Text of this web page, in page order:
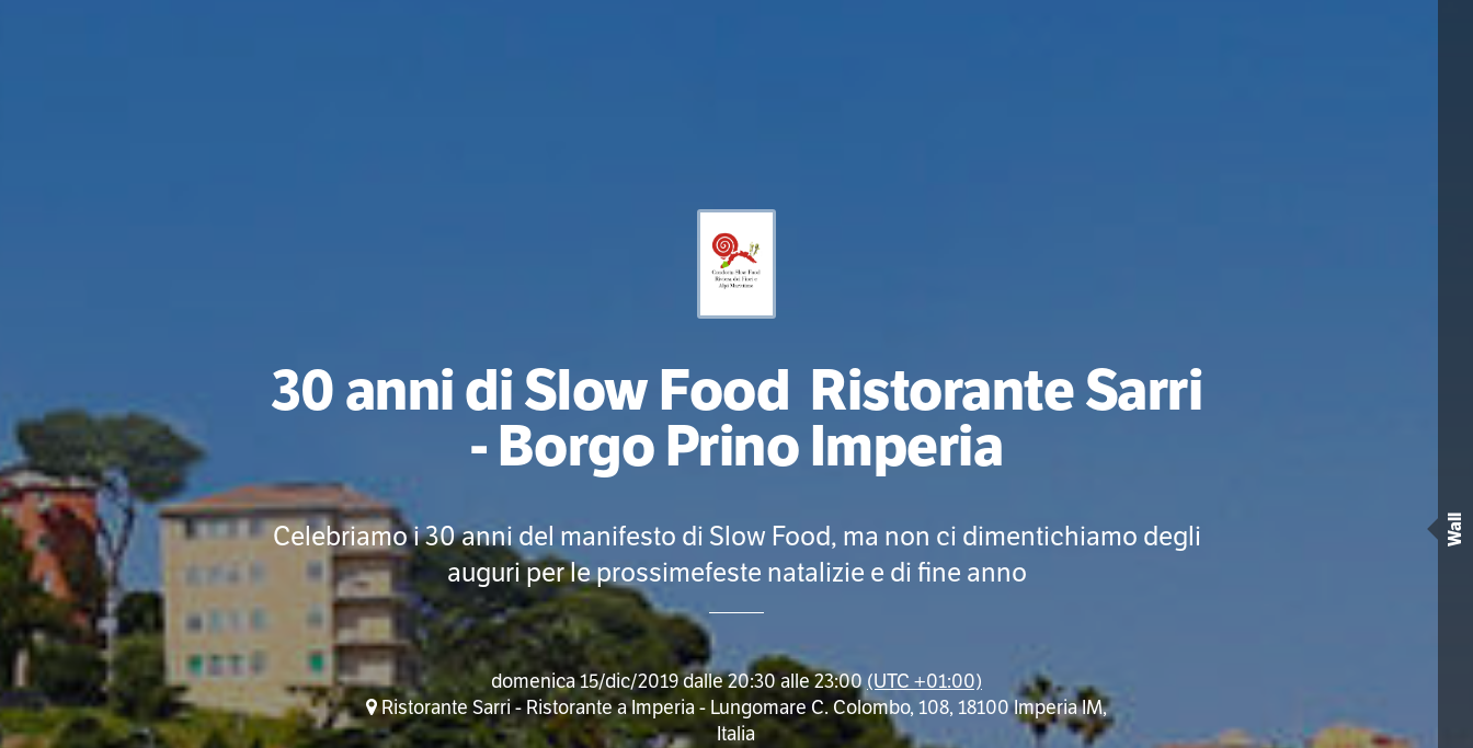
30 anni di Slow Food Ristorante Sarri
- Borgo Prino Imperia
Celebriamo i 30 anni del manifesto di Slow Food, ma non ci dimentichiamo degli
auguri per le prossimefeste natalizie e di fine anno
domenica 15/dic/2019 dalle 20:30 alle 23:00(UTC +01:00)
Ristorante Sarri - Ristorante a Imperia - Lungomare C. Colombo, 108, 18100 Imperia IM,
Italia
Wall